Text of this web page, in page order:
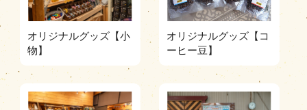
オリジナルグッズ【小
物】
オリジナルグッズ【コ
ーヒー豆】